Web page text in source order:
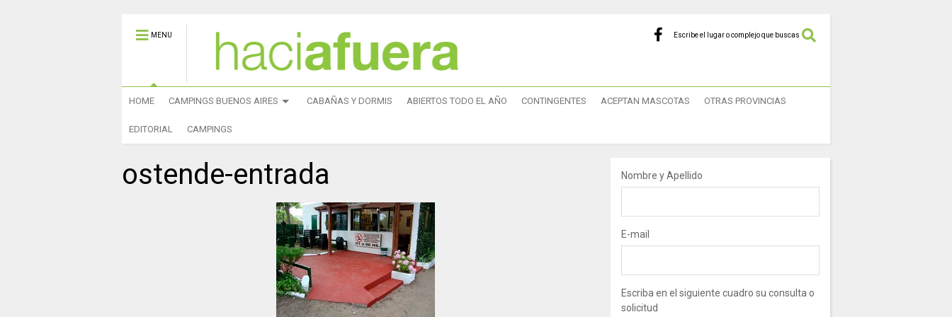
MENU Escribe el lugar o complejo que buscas
HOME CAMPINGS BUENOS AIRES CABAÑAS Y DORMIS ABIERTOS TODO EL AÑO CONTINGENTES ACEPTAN MASCOTAS OTRAS PROVINCIAS
EDITORIAL CAMPINGS
ostende-entrada Nombre y Apellido
E-mail
Escriba en el siguiente cuadro su consulta o
solicitud